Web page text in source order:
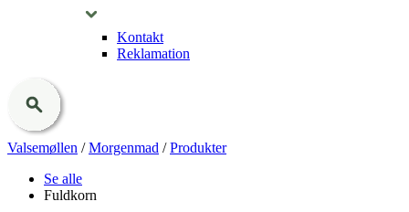
Kontakt
Reklamation
Valsemøllen /Morgenmad /Produkter
Se alle
Fuldkorn